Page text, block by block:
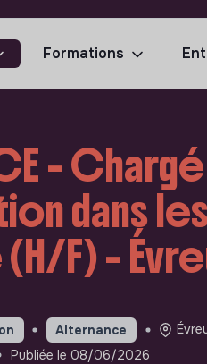
Formations
-
dans
F) -
Alternance
Publiée le 08/06/2026